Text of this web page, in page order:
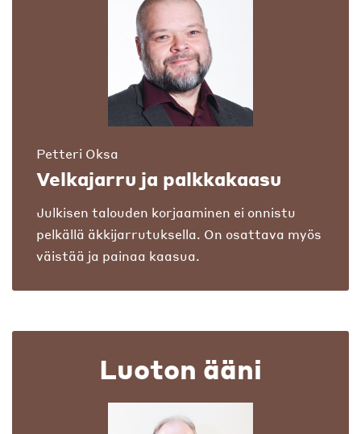
Petteri Oksa
Velkajarru ja palkkakaasu
Julkisen talouden korjaaminen ei onnistu
pelkällä äkkijarrutuksella. On osattava myös
väistää ja painaa kaasua.
Luoton ääni